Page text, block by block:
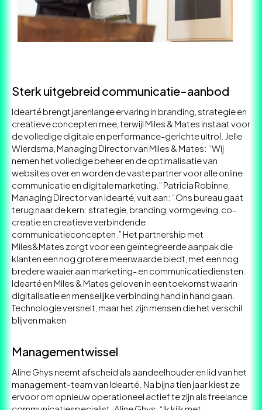
Sterk uitgebreid communicatie-aanbod
Idearté brengt jarenlange ervaring in branding, strategie en
creatieve concepten mee, terwijl Miles & Mates instaat voor
de volledige digitale en performance-gerichte uitrol. Jelle
Wierdsma, Managing Director van Miles & Mates: “Wij
nemen het volledige beheer en de optimalisatie van
websites over en worden de vaste partner voor alle online
communicatie en digitale marketing.” Patricia Robinne,
Managing Director van Idearté, vult aan: “Ons bureau gaat
terug naar de kern: strategie, branding, vormgeving, co-
creatie en creatieve verbindende
communicatieconcepten.” Het partnership met
Miles&Mates zorgt voor een geïntegreerde aanpak die
klanten een nog grotere meerwaarde biedt, met een nog
bredere waaier aan marketing- en communicatiediensten.
Idearté en Miles & Mates geloven in een toekomst waarin
digitalisatie en menselijke verbinding hand in hand gaan.
Technologie versnelt, maar het zijn mensen die het verschil
blijven maken
Managementwissel
Aline Ghys neemt afscheid als aandeelhouder en lid van het
management-team van Idearté. Na bijna tien jaar kiest ze
ervoor om opnieuw operationeel actief te zijn als freelance